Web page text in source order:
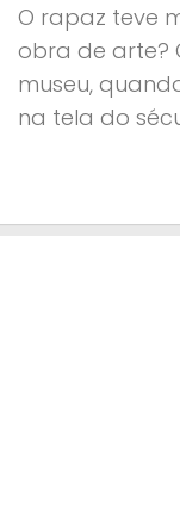
O rapaz teve
obra de arte?
museu,
na tela do